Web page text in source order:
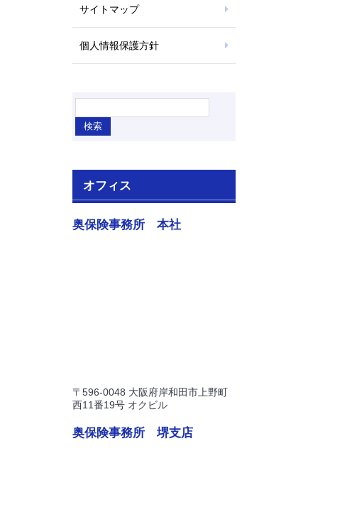
サイトマップ
個人情報保護方針
オフィス
奥保険事務所 本社
〒596-0048 大阪府岸和田市上野町
西11番19号 オクビル
奥保険事務所 堺支店